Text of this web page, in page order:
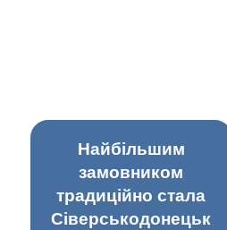
Найбільшим
замовником
традиційно стала
Сіверськодонецьк